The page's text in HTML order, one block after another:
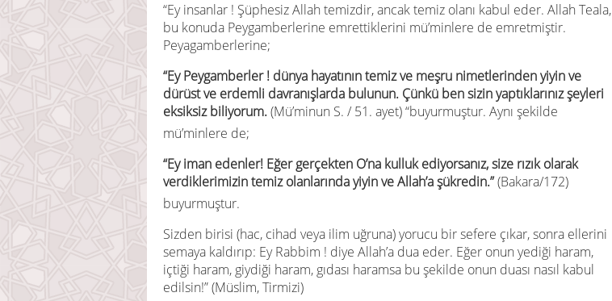
“Ey insanlar ! Şüphesiz Allah temizdir, ancak temiz olanı kabul eder. Allah Teala,
bu konuda Peygamberlerine emrettiklerini mü’minlere de emretmiştir.
Peyagamberlerine;
“Ey Peygamberler ! dünya hayatının temiz ve meşru nimetlerinden yiyin ve
dürüst ve erdemli davranışlarda bulunun. Çünkü ben sizin yaptıklarınız şeyleri
eksiksiz biliyorum. (Mü’minun S. / 51. ayet) “buyurmuştur. Aynı şekilde
mü’minlere de;
“Ey iman edenler! Eğer gerçekten O’na kulluk ediyorsanız, size rızık olarak
verdiklerimizin temiz olanlarında yiyin ve Allah’a şükredin.”(Bakara/172)
buyurmuştur.
Sizden birisi (hac, cihad veya ilim uğruna) yorucu bir sefere çıkar, sonra ellerini
semaya kaldırıp: Ey Rabbim ! diye Allah’a dua eder. Eğer onun yediği haram,
içtiği haram, giydiği haram, gıdası haramsa bu şekilde onun duası nasıl kabul
edilsin!” (Müslim, Tirmizi)